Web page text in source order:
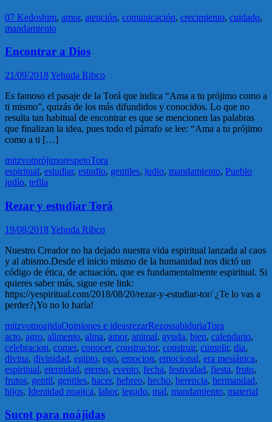
07 Kedoshim, amor, atención, comunicación, crecimiento, cuidado,
mandamiento
Encontrar a Dios
21/09/2018Yehuda Ribco
Es famoso el pasaje de la Torá que indica “Ama a tu prójimo como a
ti mismo”, quizás de los más difundidos y conocidos. Lo que no
resulta tan habitual de encontrar es que se mencionen las palabras
que finalizan la idea, pues todo el párrafo se lee: “Ama a tu prójimo
como a ti […]
mitzvotprójimorespetoTora
espiritual, estudiar, estudio, gentiles, judio, mandamiento, Pueblo
judío, tefila
Rezar y estudiar Torá
19/08/2018Yehuda Ribco
Nuestro Creador no ha dejado nuestra vida espiritual lanzada al caos
y al abismo.Desde el inicio mismo de la humanidad nos dictó un
código de ética, de actuación, que es fundamentalmente espiritual. Si
quieres saber más, sigue este link:
https://yespiritual.com/2018/08/20/rezar-y-estudiar-tor/ ¿Te lo vas a
perder?¡Yo no lo haría!
mitzvotnoajidaOpiniones e ideasrezarRezossabiduriaTora
acto, agro, alimento, alma, amor, animal, ayuda, bien, calendario,
celebracion, comer, conocer, constructor, construir, cumplir, dia,
divina, divinidad, egipto, ego, emocion, emocional, era mesiánica,
espiritual, eternidad, eterno, evento, fecha, festividad, fiesta, fruto,
frutos, gentil, gentiles, hacer, hebreo, hecho, herencia, hermandad,
hijos, Identidad noajica, labor, legado, mal, mandamiento, material
Sucot para noájidas